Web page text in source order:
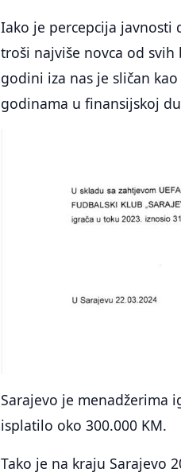
Iako je percepcija javnosti
troši najviše novca od
godini iza nas je sličan
godinama u finansijskoj
Sarajevo je menadžerima
isplatilo oko 300.000 KM.
Tako je na kraju Sarajevo